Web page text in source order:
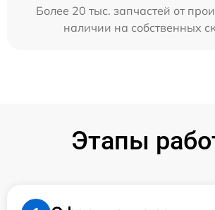
Более 20 тыс. запчастей от
наличии на собственных
Этапы